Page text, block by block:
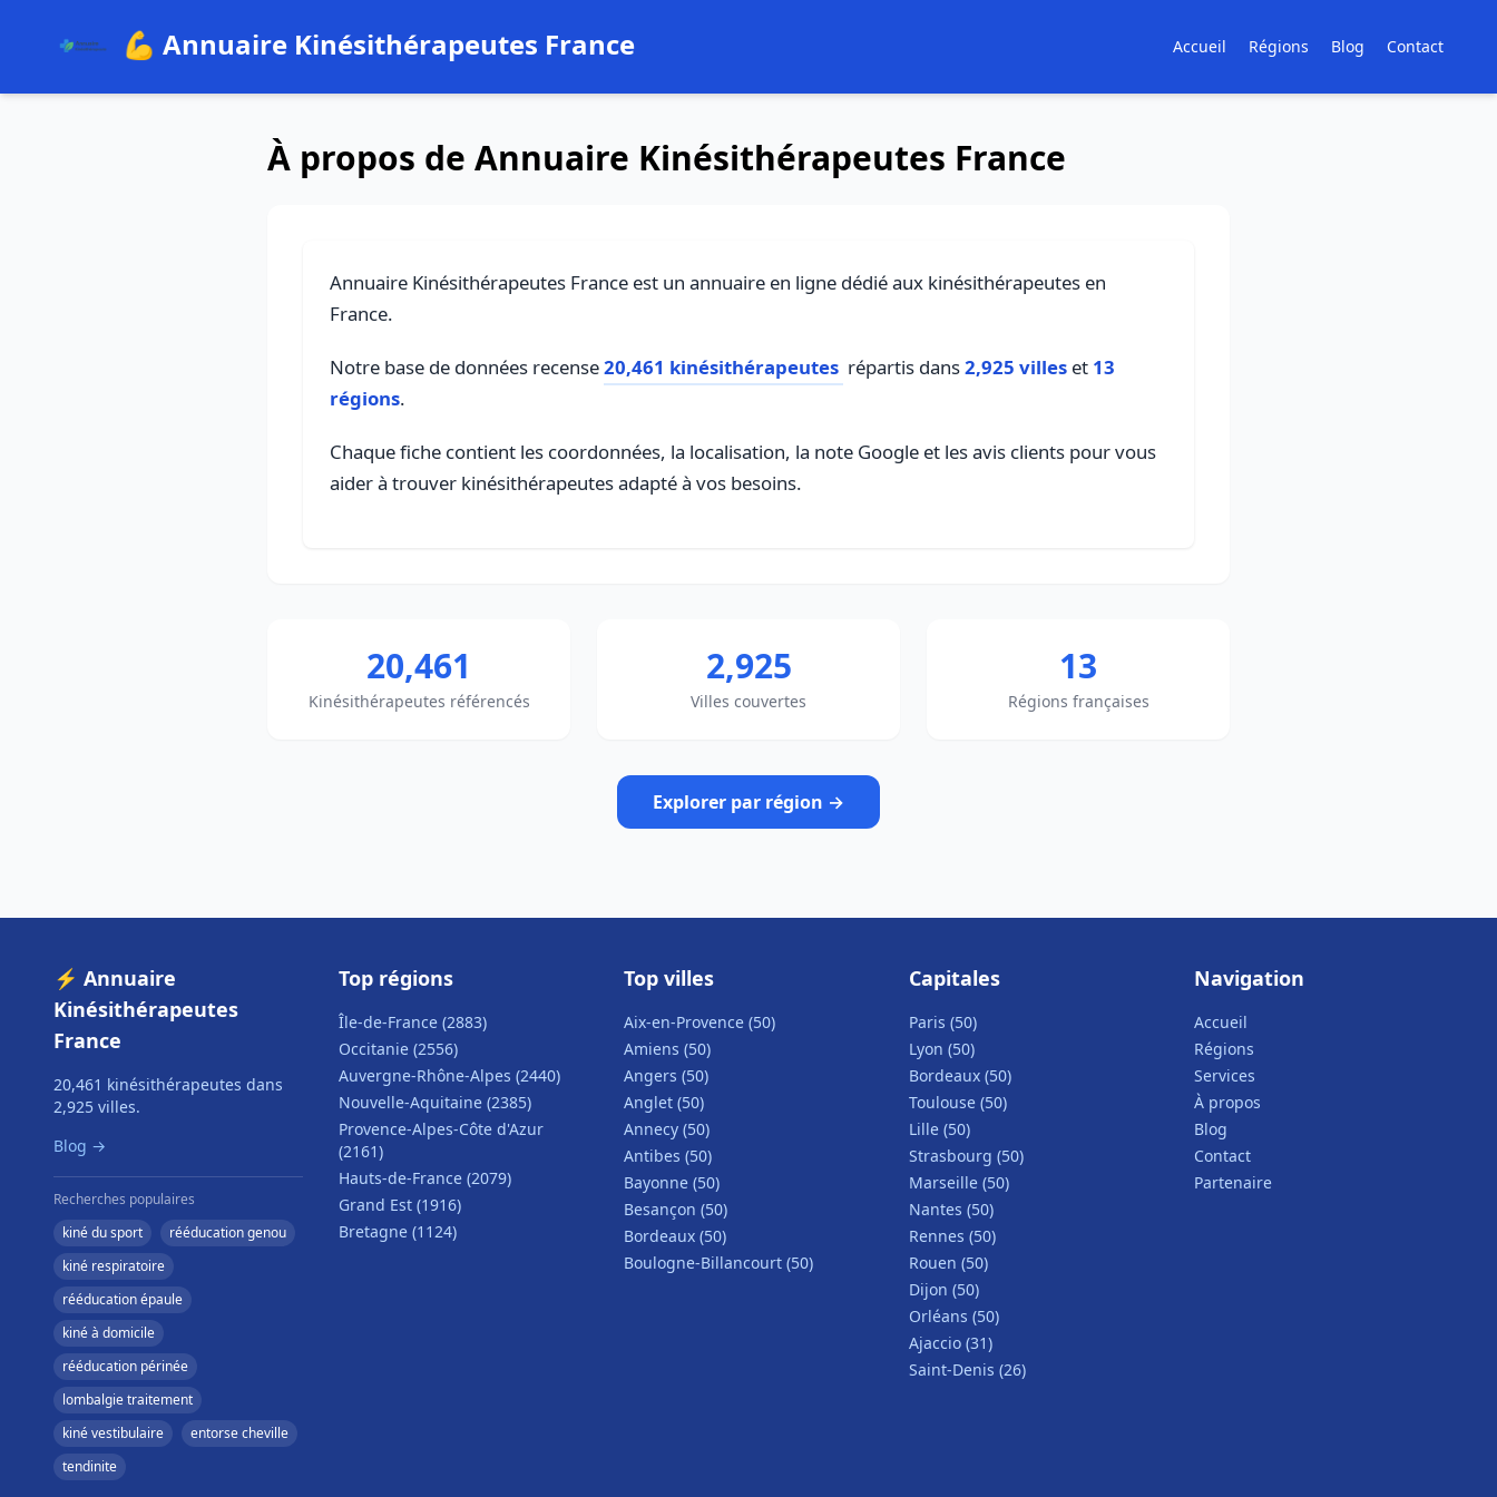
💪 Annuaire Kinésithérapeutes France Accueil Régions Blog Contact
À propos de Annuaire Kinésithérapeutes France
Annuaire Kinésithérapeutes France est un annuaire en ligne dédié aux kinésithérapeutes en
France.
Notre base de données recense20,461 kinésithérapeutes répartis dans2,925 villes et 13
régions.
Chaque fiche contient les coordonnées, la localisation, la note Google et les avis clients pour vous
aider à trouver kinésithérapeutes adapté à vos besoins.
20,461
Kinésithérapeutes référencés
2,925
Villes couvertes
13
Régions françaises
Explorer par région →
⚡ Annuaire
Kinésithérapeutes
France
20,461 kinésithérapeutes dans
2,925 villes.
Blog →
Recherches populaires
kiné du sport
rééducation genou
kiné respiratoire
rééducation épaule
kiné à domicile
rééducation périnée
lombalgie traitement
kiné vestibulaire
entorse cheville
tendinite
Top régions
Île-de-France (2883)
Occitanie (2556)
Auvergne-Rhône-Alpes (2440)
Nouvelle-Aquitaine (2385)
Provence-Alpes-Côte d'Azur
(2161)
Hauts-de-France (2079)
Grand Est (1916)
Bretagne (1124)
Top villes
Aix-en-Provence (50)
Amiens (50)
Angers (50)
Anglet (50)
Annecy (50)
Antibes (50)
Bayonne (50)
Besançon (50)
Bordeaux (50)
Boulogne-Billancourt (50)
Capitales
Paris (50)
Lyon (50)
Bordeaux (50)
Toulouse (50)
Lille (50)
Strasbourg (50)
Marseille (50)
Nantes (50)
Rennes (50)
Rouen (50)
Dijon (50)
Orléans (50)
Ajaccio (31)
Saint-Denis (26)
Navigation
Accueil
Régions
Services
À propos
Blog
Contact
Partenaire